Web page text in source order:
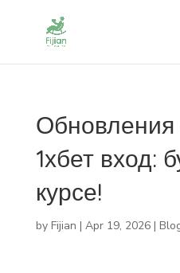
Обновления
1хбет вход:
курсе!
by Fijian | Apr 19, 2026|